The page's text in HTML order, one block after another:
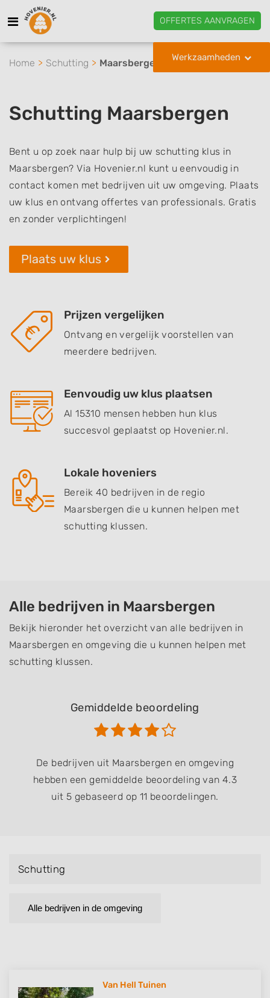
OFFERTES AANVRAGEN
Werkzaamheden
Home Schutting Maarsbergen
Schutting Maarsbergen
Bent u op zoek naar hulp bij uw schutting klus in
Maarsbergen? Via Hovenier.nl kunt u eenvoudig in
contact komen met bedrijven uit uw omgeving. Plaats
uw klus en ontvang offertes van professionals. Gratis
en zonder verplichtingen!
Plaats uw klus
Prijzen vergelijken
Ontvang en vergelijk voorstellen van
meerdere bedrijven.
Eenvoudig uw klus plaatsen
Al 15310 mensen hebben hun klus
succesvol geplaatst op Hovenier.nl.
Lokale hoveniers
Bereik 40 bedrijven in de regio
Maarsbergen die u kunnen helpen met
schutting klussen.
Alle bedrijven in Maarsbergen
Bekijk hieronder het overzicht van alle bedrijven in
Maarsbergen en omgeving die u kunnen helpen met
schutting klussen.
Gemiddelde beoordeling
De bedrijven uit Maarsbergen en omgeving
hebben een gemiddelde beoordeling van 4.3
uit 5 gebaseerd op 11 beoordelingen.
Schutting
Alle bedrijven in de omgeving
Van Hell Tuinen